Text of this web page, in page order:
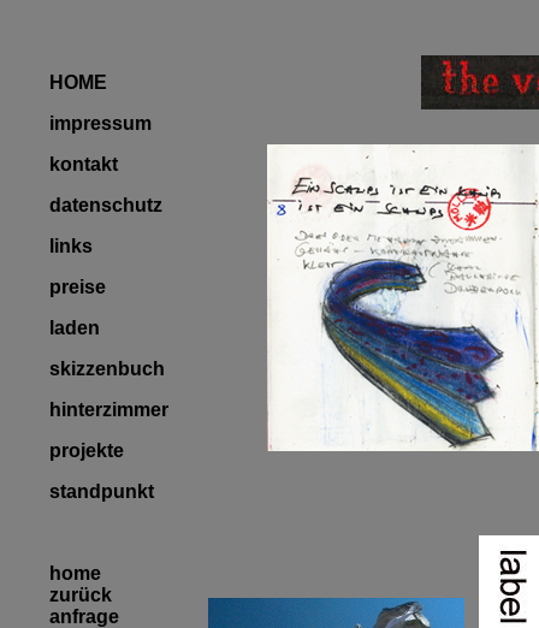
HOME
impressum
kontakt
datenschutz
links
preise
laden
skizzenbuch
hinterzimmer
projekte
standpunkt
home
zurück
anfrage